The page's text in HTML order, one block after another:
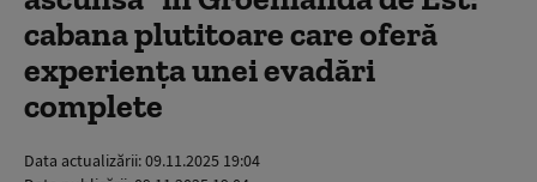
cabana plutitoare care oferă
experiența unei evadări
complete
Data actualizării:09.11.2025 19:04